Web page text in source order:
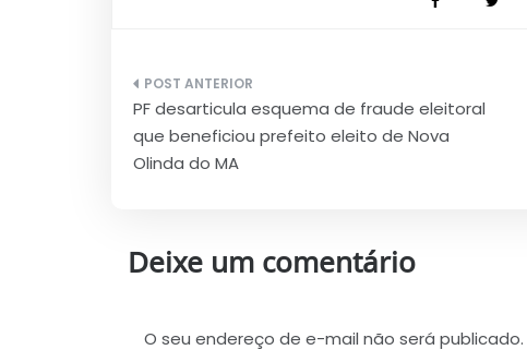
Navegação
de
Post
PF desarticula esquema de fraude eleitoral
que beneficiou prefeito eleito de Nova
Olinda do MA
Deixe um comentário
O seu endereço de e-mail não será publicado.